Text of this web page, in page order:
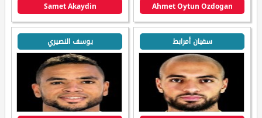
Ahmet Oytun Ozdogan
Samet Akaydin
سفيان أمرابط يوسف النصيري